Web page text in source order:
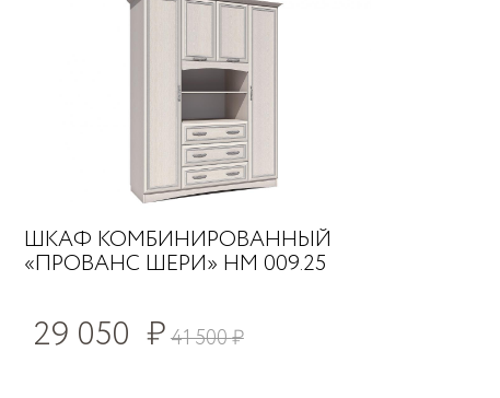
ШКАФ КОМБИНИРОВАННЫЙ
«ПРОВАНС ШЕРИ» НМ 009.25
29 050 ₽41 500₽